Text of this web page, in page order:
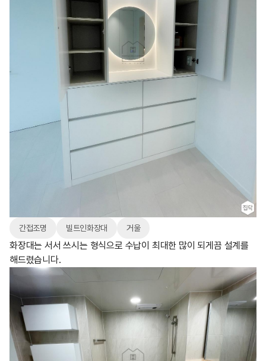
간접조명 빌트인화장대 거울
화장대는 서서 쓰시는 형식으로 수납이 최대한 많이 되게끔 설계를
해드렸습니다.